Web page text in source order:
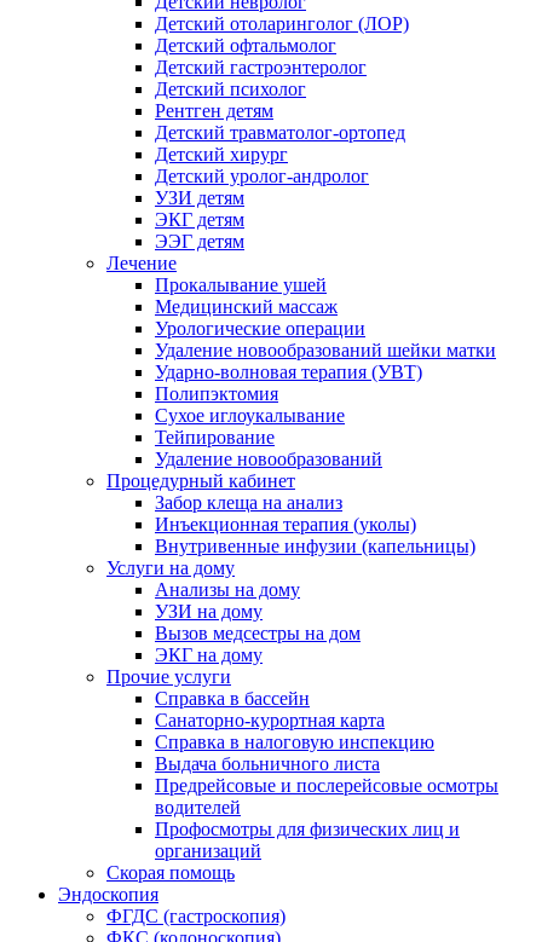
Детский отоларинголог (ЛОР)
Детский офтальмолог
Детский гастроэнтеролог
Детский психолог
Рентген детям
Детский травматолог-ортопед
Детский хирург
Детский уролог-андролог
УЗИ детям
ЭКГ детям
ЭЭГ детям
Лечение
Прокалывание ушей
Медицинский массаж
Урологические операции
Удаление новообразований шейки матки
Ударно-волновая терапия (УВТ)
Полипэктомия
Сухое иглоукалывание
Тейпирование
Удаление новообразований
Процедурный кабинет
Забор клеща на анализ
Инъекционная терапия (уколы)
Внутривенные инфузии (капельницы)
Услуги на дому
Анализы на дому
УЗИ на дому
Вызов медсестры на дом
ЭКГ на дому
Прочие услуги
Справка в бассейн
Санаторно-курортная карта
Справка в налоговую инспекцию
Выдача больничного листа
Предрейсовые и послерейсовые осмотры
водителей
Профосмотры для физических лиц и
организаций
Скорая помощь
Эндоскопия
ФГДС (гастроскопия)